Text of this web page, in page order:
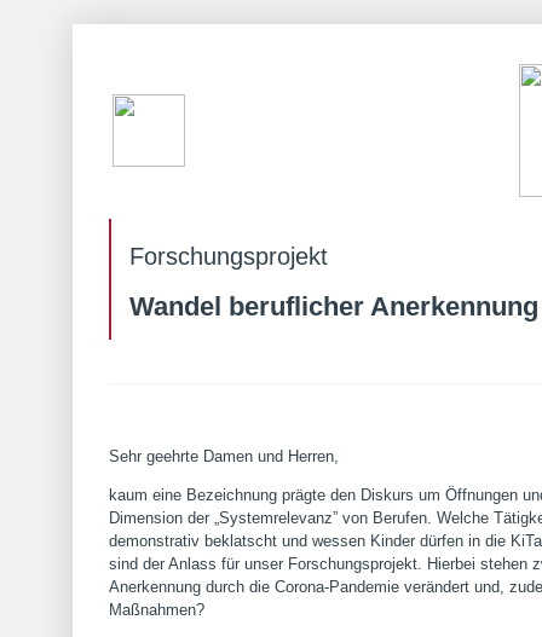
Forschungsprojekt
Wandel beruflicher
Sehr geehrte Damen und Herren,
kaum eine Bezeichnung prägte den Diskurs um Öffnungen
Dimension der „Systemrelevanz” von Berufen. Welche
demonstrativ beklatscht und wessen Kinder dürfen in die
sind der Anlass für unser Forschungsprojekt. Hierbei stehen
Anerkennung durch die Corona-Pandemie verändert und,
Maßnahmen?